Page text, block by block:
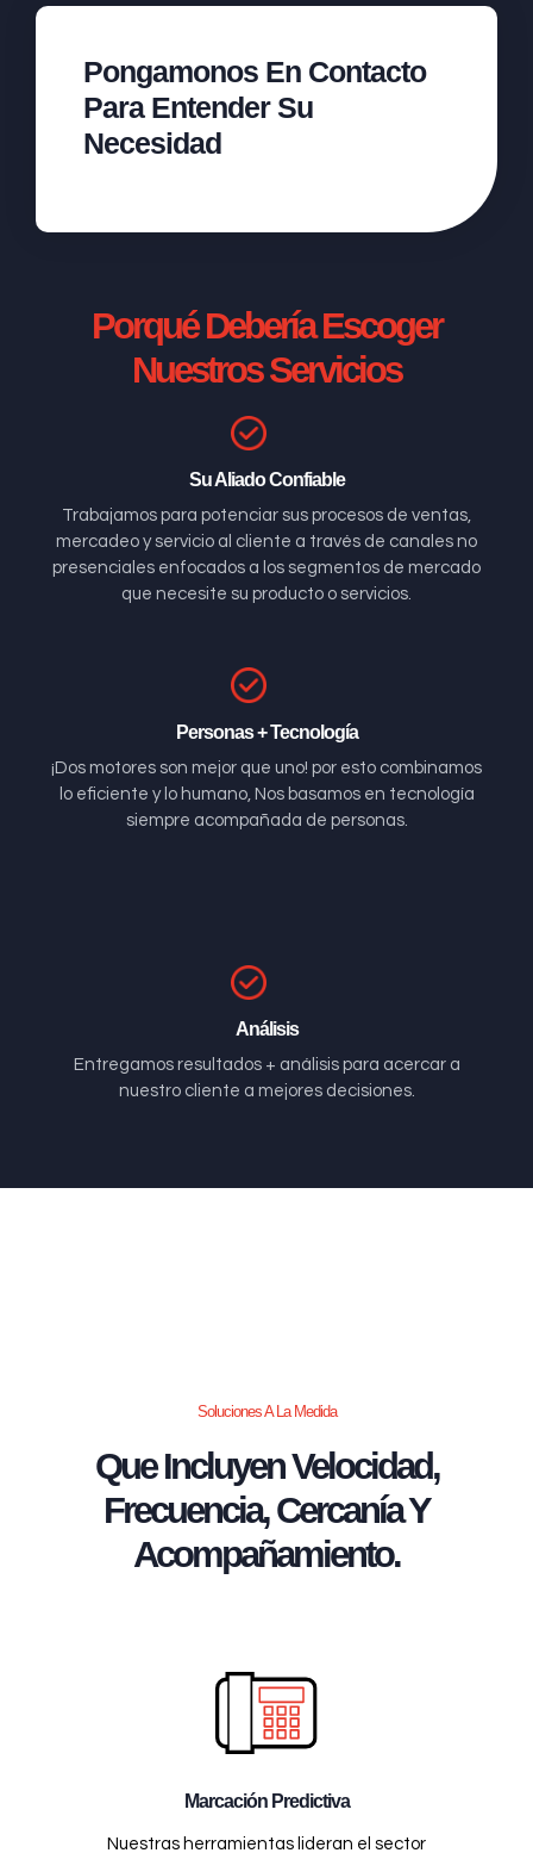
Pongamonos En Contacto
Para Entender Su
Necesidad
Porqué Debería Escoger
Nuestros Servicios
Su Aliado Confiable
Trabajamos para potenciar sus procesos de ventas,
mercadeo y servicio al cliente a través de canales no
presenciales enfocados a los segmentos de mercado
que necesite su producto o servicios.
Personas + Tecnología
¡Dos motores son mejor que uno! por esto combinamos
lo eficiente y lo humano, Nos basamos en tecnología
siempre acompañada de personas.
Análisis
Entregamos resultados + análisis para acercar a
nuestro cliente a mejores decisiones.
Soluciones A La Medida
Que Incluyen Velocidad,
Frecuencia, Cercanía Y
Acompañamiento.
Marcación Predictiva
Nuestras herramientas lideran el sector